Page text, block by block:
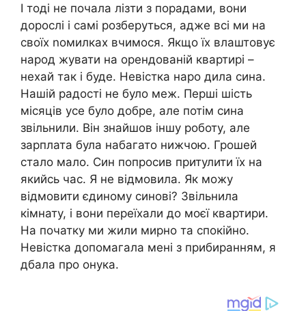
І тоді не почала лізти з порадами, вони
дорослі і самі розберуться, адже всі ми на
своїх nомилках вчимося. Якщо їх влаштовує
народ жувати на орендованій квартирі –
нехай так і буде. Невістка наро дила сина.
Нашій радості не було меж. Перші шість
місяців усе було добре, але потім сина
звільнили. Він знайшов іншу роботу, але
зарплата була набагато нижчою. Грошей
стало мало. Син попросив притулити їх на
якийсь час. Я не відмовила. Як можу
відмовити єдиному синові? Звільнила
кімнату, і вони переїхали до моєї квартири.
На початку ми жили мирно та спокійно.
Невістка допомагала мені з прибиранням, я
дбала про онука.